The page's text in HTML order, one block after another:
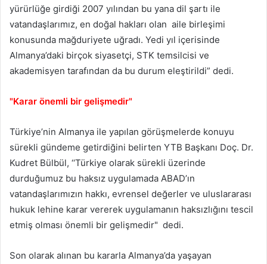
yürürlüğe girdiği 2007 yılından bu yana dil şartı ile
vatandaşlarımız, en doğal hakları olan aile birleşimi
konusunda mağduriyete uğradı. Yedi yıl içerisinde
Almanya’daki birçok siyasetçi, STK temsilcisi ve
akademisyen tarafından da bu durum eleştirildi” dedi.
"Karar önemli bir gelişmedir"
Türkiye’nin Almanya ile yapılan görüşmelerde konuyu
sürekli gündeme getirdiğini belirten YTB Başkanı Doç. Dr.
Kudret Bülbül, ‘‘Türkiye olarak sürekli üzerinde
durduğumuz bu haksız uygulamada ABAD’ın
vatandaşlarımızın hakkı, evrensel değerler ve uluslararası
hukuk lehine karar vererek uygulamanın haksızlığını tescil
etmiş olması önemli bir gelişmedir" dedi.
Son olarak alınan bu kararla Almanya’da yaşayan